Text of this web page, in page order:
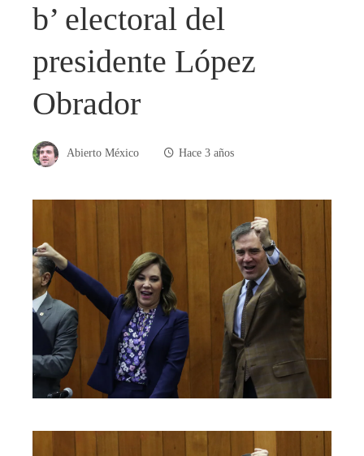
b’ electoral del
presidente López
Obrador
Abierto México Hace 3 años